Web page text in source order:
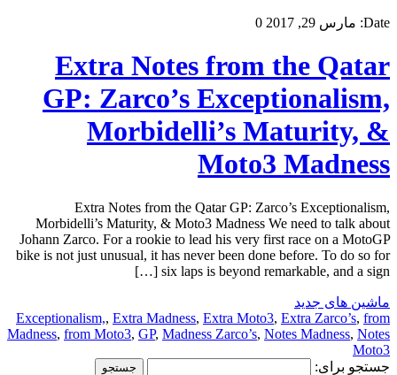
Date: مارس 29, 2017 0
Extra Notes from the Qatar
GP: Zarco’s Exceptionalism,
Morbidelli’s Maturity, &
Moto3 Madness
Extra Notes from the Qatar GP: Zarco’s Exceptionalism,
Morbidelli’s Maturity, & Moto3 Madness We need to talk about
Johann Zarco. For a rookie to lead his very first race on a MotoGP
bike is not just unusual, it has never been done before. To do so for
six laps is beyond remarkable, and a sign […]
ماشین های جدید
Exceptionalism,, Extra Madness, Extra Moto3, Extra Zarco’s, from
Madness, from Moto3, GP, Madness Zarco’s, Notes Madness, Notes
Moto3
جستجو برای: